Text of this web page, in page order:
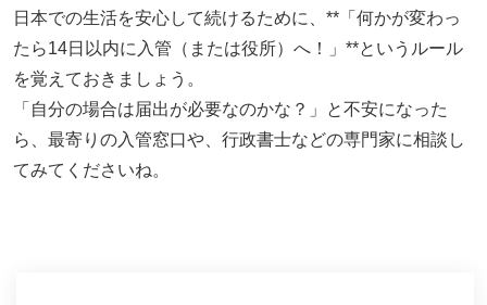
日本での生活を安心して続けるために、**「何かが変わっ
たら14日以内に入管（または役所）へ！」**というルール
を覚えておきましょう。
「自分の場合は届出が必要なのかな？」と不安になった
ら、最寄りの入管窓口や、行政書士などの専門家に相談し
てみてくださいね。